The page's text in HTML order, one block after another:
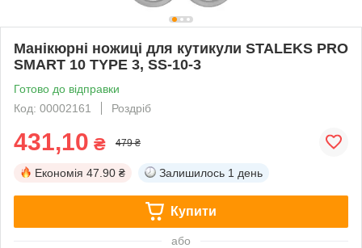
Манікюрні ножиці для кутикули STALEKS PRO
SMART 10 TYPE 3, SS-10-3
Готово до відправки
Код: 00002161
Роздріб
431,10 ₴ 479 ₴
Економія 47.90 ₴ Залишилось 1 день
Купити
або